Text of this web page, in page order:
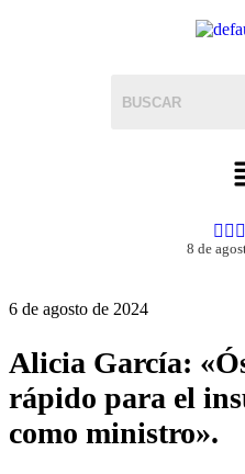
8 de
6 de agosto de 2024
Alicia García:
rápido para el
como ministro».